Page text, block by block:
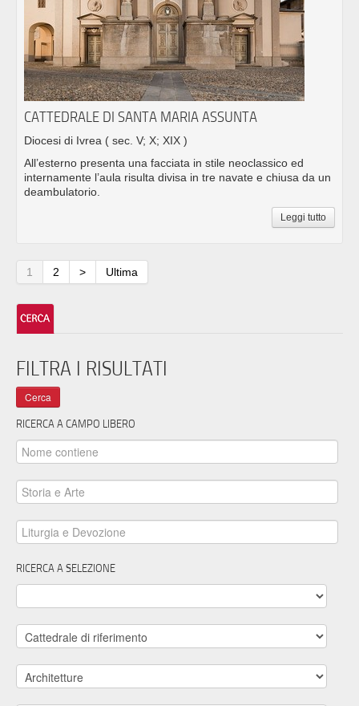
CATTEDRALE DI SANTA MARIA ASSUNTA
Diocesi di Ivrea ( sec. V; X; XIX )
All’esterno presenta una facciata in stile neoclassico ed
internamente l’aula risulta divisa in tre navate e chiusa da un
deambulatorio.
Leggi tutto
1 2 > Ultima
FILTRA I RISULTATI
RICERCA A CAMPO LIBERO
RICERCA A SELEZIONE